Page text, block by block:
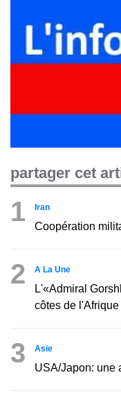
partager cet
1 Iran
Coopération
2 A La Une
L'«Admiral
côtes de l'Afrique
3 Asie
USA/Japon: une